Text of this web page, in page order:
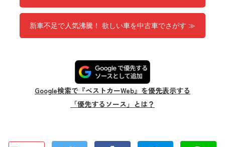
新車不足で人気沸騰！ 欲しい車を中古車でさがす ≫
Google検索で『ベストカーWeb』を優先表示する
「優先するソース」とは？